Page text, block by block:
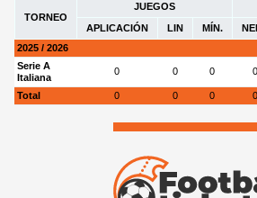
TORNEO
JUEGOS
APLICACIÓN
LIN MÍN.
2025 / 2026
Serie A
Italiana
0 0 0 0
Total 0 0 0 0